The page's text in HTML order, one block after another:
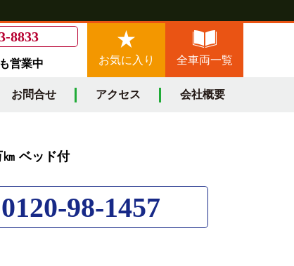
8833
営業中 お気に入り 全車両一覧
お問合せ アクセス 会社概要
ベッド付
98-1457